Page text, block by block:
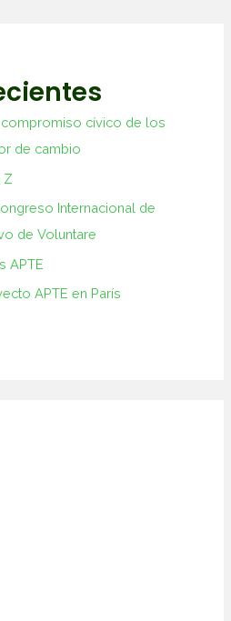
compromiso cívico de los
de cambio
Z
Internacional de
de Voluntare
APTE
APTE en París